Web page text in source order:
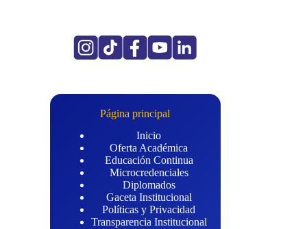
Página principal
Inicio
Oferta Académica
Educación Continua
Microcredenciales
Diplomados
Gaceta Institucional
Políticas y Privacidad
Transparencia Institucional